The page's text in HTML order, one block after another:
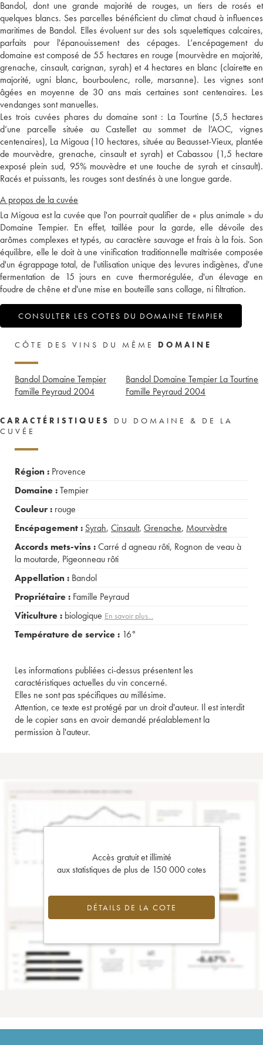
Bandol, dont une grande majorité de rouges, un tiers de rosés et
quelques blancs. Ses parcelles bénéficient du climat chaud à influences
maritimes de Bandol. Elles évoluent sur des sols squelettiques calcaires,
parfaits pour l'épanouissement des cépages. L’encépagement du
domaine est composé de 55 hectares en rouge (mourvèdre en majorité,
grenache, cinsault, carignan, syrah) et 4 hectares en blanc (clairette en
majorité, ugni blanc, bourboulenc, rolle, marsanne). Les vignes sont
âgées en moyenne de 30 ans mais certaines sont centenaires. Les
vendanges sont manuelles.
Les trois cuvées phares du domaine sont : La Tourtine (5,5 hectares
d’une parcelle située au Castellet au sommet de l’AOC, vignes
centenaires), La Migoua (10 hectares, située au Beausset-Vieux, plantée
de mourvèdre, grenache, cinsault et syrah) et Cabassou (1,5 hectare
exposé plein sud, 95% mouvèdre et une touche de syrah et cinsault).
Racés et puissants, les rouges sont destinés à une longue garde.
A propos de la cuvée
La Migoua est la cuvée que l'on pourrait qualifier de « plus animale » du
Domaine Tempier. En effet, taillée pour la garde, elle dévoile des
arômes complexes et typés, au caractère sauvage et frais à la fois. Son
équilibre, elle le doit à une vinification traditionnelle maîtrisée composée
d'un égrappage total, de l'utilisation unique des levures indigènes, d'une
fermentation de 15 jours en cuve thermorégulée, d'un élevage en
foudre de chêne et d'une mise en bouteille sans collage, ni filtration.
CONSULTER LES COTES DU DOMAINE TEMPIER
CÔTE DES VINS DU MÊME DOMAINE
Bandol Domaine Tempier
Famille Peyraud 2004
Bandol Domaine Tempier La Tourtine
Famille Peyraud 2004
CARACTÉRISTIQUES
DU DOMAINE & DE LA
CUVÉE
Région : Provence
Domaine :Tempier
Couleur : rouge
Encépagement : Syrah, Cinsault, Grenache, Mourvèdre
Accords mets-vins :Carré d agneau rôti, Rognon de veau à
la moutarde, Pigeonneau rôti
Appellation : Bandol
Propriétaire : Famille Peyraud
Viticulture : biologique En savoir plus...
Température de service : 16°
Les informations publiées ci-dessus présentent les
caractéristiques actuelles du vin concerné.
Elles ne sont pas spécifiques au millésime.
Attention, ce texte est protégé par un droit d'auteur. Il est interdit
de le copier sans en avoir demandé préalablement la
permission à l'auteur.
Accès gratuit et illimité
aux statistiques de plus de 150 000 cotes
DÉTAILS DE LA COTE